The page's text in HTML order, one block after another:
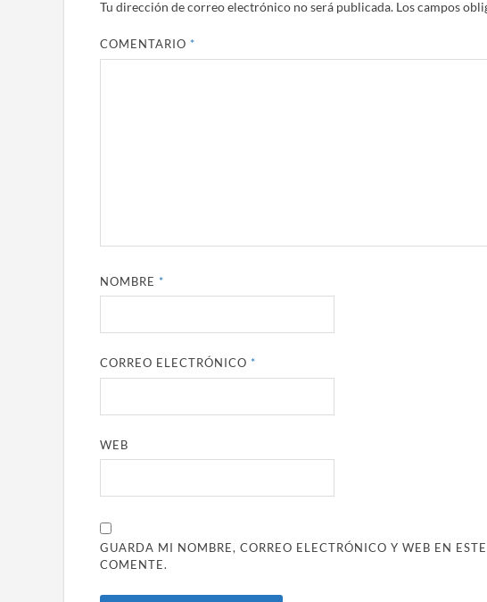
Tu dirección de correo electrónico no será publicada. Los campos
COMENTARIO*
NOMBRE*
CORREO ELECTRÓNICO*
WEB
GUARDA MI NOMBRE, CORREO ELECTRÓNICO Y WEB EN
COMENTE.